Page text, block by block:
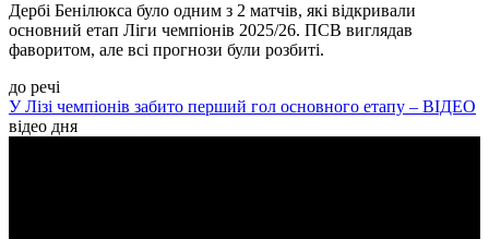
Дербі Бенілюкса було одним з 2 матчів, які відкривали
основний етап Ліги чемпіонів 2025/26. ПСВ виглядав
фаворитом, але всі прогнози були розбиті.
до речі
У Лізі чемпіонів забито перший гол основного етапу – ВІДЕО
відео дня